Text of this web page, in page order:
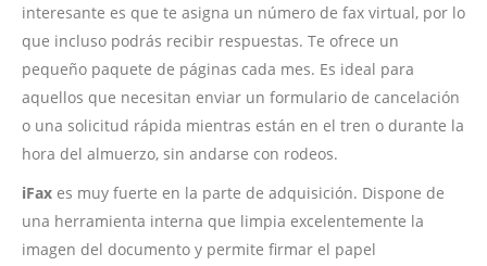
interesante es que te asigna un número de fax virtual, por lo
que incluso podrás recibir respuestas. Te ofrece un
pequeño paquete de páginas cada mes. Es ideal para
aquellos que necesitan enviar un formulario de cancelación
o una solicitud rápida mientras están en el tren o durante la
hora del almuerzo, sin andarse con rodeos.
iFax es muy fuerte en la parte de adquisición. Dispone de
una herramienta interna que limpia excelentemente la
imagen del documento y permite firmar el papel